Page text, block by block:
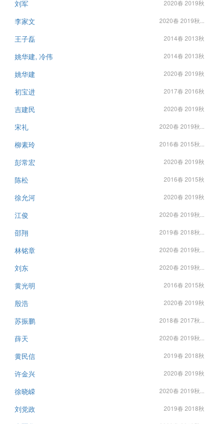
刘军 2020春 2019秋
李家文 2020春 2019秋...
王子磊 2014春 2013秋
姚华建, 冷伟 2014春 2013秋
姚华建 2020春 2019秋
初宝进 2017春 2016秋
吉建民 2020春 2019秋
宋礼 2020春 2019秋...
柳素玲 2016春 2015秋...
彭常宏 2020春 2019秋
陈松 2016春 2015秋
徐允河 2020春 2019秋
江俊 2020春 2019秋...
邵翔 2019春 2018秋...
林铭章 2020春 2019秋...
刘东 2020春 2019秋...
黄光明 2016春 2015秋
殷浩 2020春 2019秋
苏振鹏 2018春 2017秋...
薛天 2020春 2019秋...
黄民信 2019春 2018秋
许金兴 2020春 2019秋
徐晓嵘 2020春 2019秋...
刘党政 2019春 2018秋